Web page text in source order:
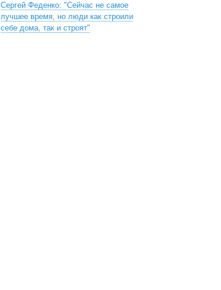
Сергей Феденко: "Сейчас не самое
лучшее время, но люди как строили
себе дома, так и строят"